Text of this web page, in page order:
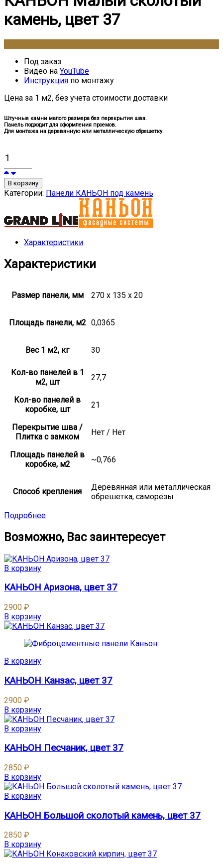
камень, цвет 37
Под заказ
Видео на YouTube
Инструкция по монтажу
Цена за 1 м2, без учета стоимости доставки
Штучные камни малого размера без перекрытия шва.
Панель подходит для оформления проемов.
Для монтажа на деревянную или металлическую обрешетку.
В корзину
Категории: Панели КАНЬОН под камень
Характеристики
Характеристики
Размер панели, мм 270 x 135 x 20
Площадь панели, м2 0,0365
Вес 1 м2, кг 30
Кол-во панелей в 1
м2, шт
27,7
Кол-во панелей в
коробке, шт
21
Перекрытие шва /
Плитка с замком
Нет / Нет
Площадь панелей в
коробке, м2
~0,766
Способ крепления
Деревянная или металлическая
обрешетка, саморезы
Подробнее
Возможно, Вас заинтересует
В корзину
КАНЬОН Аризона, цвет 37
2900 ₽
В корзину
В корзину
КАНЬОН Канзас, цвет 37
2900 ₽
В корзину
В корзину
КАНЬОН Песчаник, цвет 37
2850 ₽
В корзину
В корзину
КАНЬОН Большой сколотый камень, цвет 37
2850 ₽
В корзину